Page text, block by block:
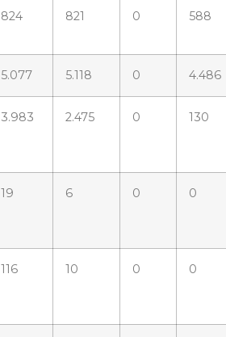
824 821 0 588
5.077 5.118 0 4.486
3.983 2.475 0 130
19 6 0 0
116 10 0 0